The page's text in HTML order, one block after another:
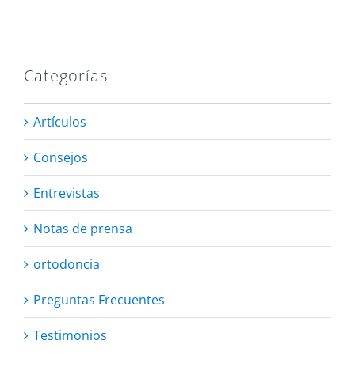
Categorías
Artículos
Consejos
Entrevistas
Notas de prensa
ortodoncia
Preguntas Frecuentes
Testimonios